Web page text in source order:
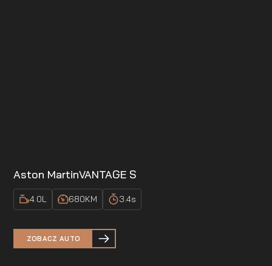
Aston MartinVANTAGE S
4.0L 680KM 3.4s
ZOBACZ AUTO